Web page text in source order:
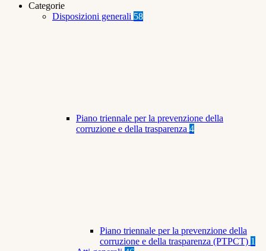
Categorie
Disposizioni generali 58
Piano triennale per la prevenzione della
corruzione e della trasparenza 4
Piano triennale per la prevenzione della
corruzione e della trasparenza (PTPCT) 1